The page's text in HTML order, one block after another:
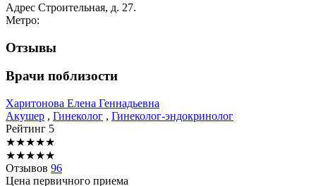
Адрес Строительная, д. 27.
Метро:
Отзывы
Врачи поблизости
Харитонова Елена Геннадьевна
Акушер , Гинеколог , Гинеколог-эндокринолог
Рейтинг 5
★★★★★
★★★★★
Отзывов 96
Цена первичного приема